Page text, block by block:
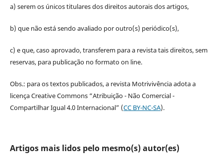
a) serem os únicos titulares dos direitos autorais dos artigos,
b) que não está sendo avaliado por outro(s) periódico(s),
c) e que, caso aprovado, transferem para a revista tais direitos, sem
reservas, para publicação no formato on line.
Obs.: para os textos publicados, a revista Motrivivência adota a
licença Creative Commons “Atribuição - Não Comercial -
Compartilhar Igual 4.0 Internacional” (CC BY-NC-SA).
Artigos mais lidos pelo mesmo(s) autor(es)